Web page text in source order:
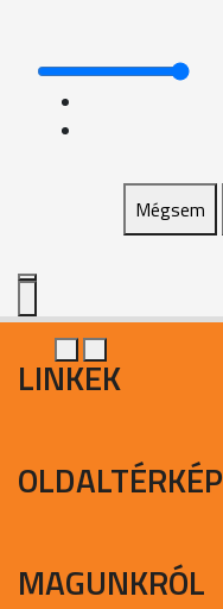
Mégsem
LINKEK
OLDALTÉRKÉP
MAGUNKRÓL